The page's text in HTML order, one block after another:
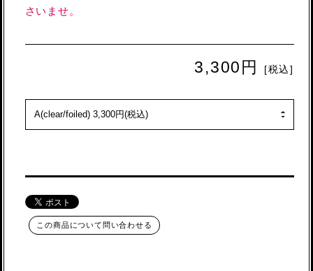
さいませ。
3,300円 [税込]
この商品について問い合わせる